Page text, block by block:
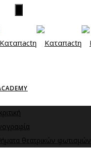
θεατρικών φωτισμών